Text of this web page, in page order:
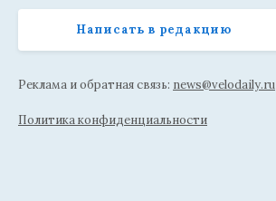
Написать в редакцию
Реклама и обратная связь: news@velodaily.ru
Политика конфиденциальности